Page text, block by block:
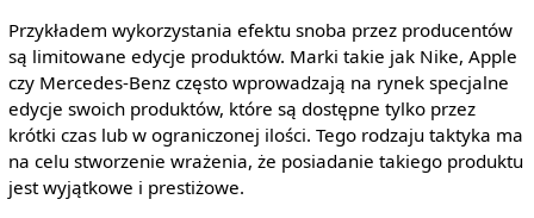
Przykładem wykorzystania efektu snoba przez producentów
są limitowane edycje produktów. Marki takie jak Nike, Apple
czy Mercedes-Benz często wprowadzają na rynek specjalne
edycje swoich produktów, które są dostępne tylko przez
krótki czas lub w ograniczonej ilości. Tego rodzaju taktyka ma
na celu stworzenie wrażenia, że posiadanie takiego produktu
jest wyjątkowe i prestiżowe.